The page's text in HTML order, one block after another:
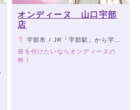
オンディーヌ 山口宇部
店
宇部市 / JR「宇部駅」から宇部市交通局バス10分 「ゆめタウン宇部」下車
差を付けたいならオンディーヌの
袴！